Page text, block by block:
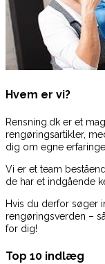
Hvem er vi?
Rensning.dk er et
rengøringsartikler,
dig om egne
Vi er et team
de har et indgående
Hvis du derfor søger
rengøringsverden –
for dig!
Top 10 indlæg